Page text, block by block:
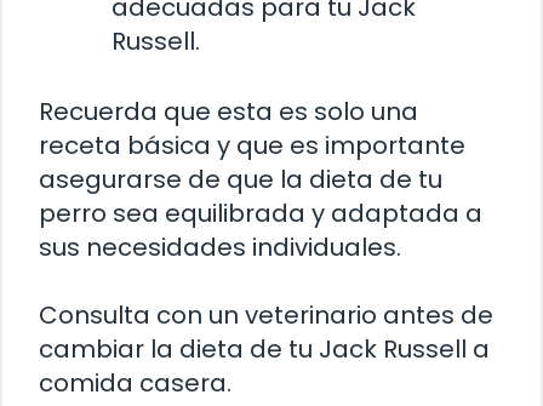
adecuadas para tu Jack
Russell.
Recuerda que esta es solo una
receta básica y que es importante
asegurarse de que la dieta de tu
perro sea equilibrada y adaptada a
sus necesidades individuales.
Consulta con un veterinario antes de
cambiar la dieta de tu Jack Russell a
comida casera.